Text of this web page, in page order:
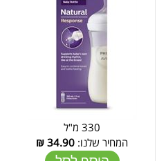
330 מ"ל
המחיר שלנו: 34.90
₪